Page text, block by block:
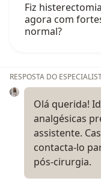
Fiz
agora com
normal?
RESPOSTA DO
Olá querida!
analgésicas
assistente.
contacta-lo
pós-cirurgia.